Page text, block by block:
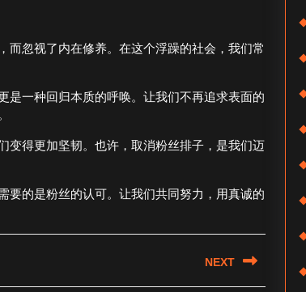
而忽视了内在修养。在这个浮躁的社会，我们常
是一种回归本质的呼唤。让我们不再追求表面的
变得更加坚韧。也许，取消粉丝排子，是我们迈
要的是粉丝的认可。让我们共同努力，用真诚的
NEXT